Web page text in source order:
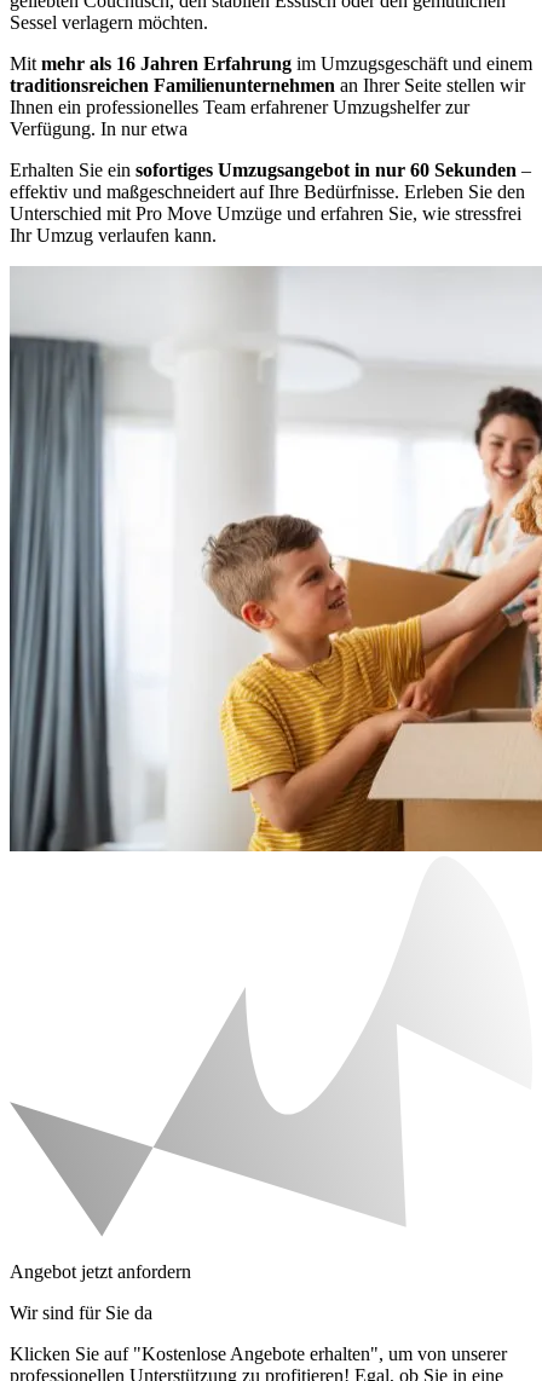
Sessel verlagern möchten.
Mit mehr als 16 Jahren Erfahrung im Umzugsgeschäft und einem
traditionsreichen Familienunternehmen an Ihrer Seite stellen wir
Ihnen ein professionelles Team erfahrener Umzugshelfer zur
Verfügung. In nur etwa
Erhalten Sie ein sofortiges Umzugsangebot in nur 60 Sekunden –
effektiv und maßgeschneidert auf Ihre Bedürfnisse. Erleben Sie den
Unterschied mit Pro Move Umzüge und erfahren Sie, wie stressfrei
Ihr Umzug verlaufen kann.
Angebot jetzt anfordern
Wir sind für Sie da
Klicken Sie auf "Kostenlose Angebote erhalten", um von unserer
professionellen Unterstützung zu profitieren! Egal, ob Sie in eine